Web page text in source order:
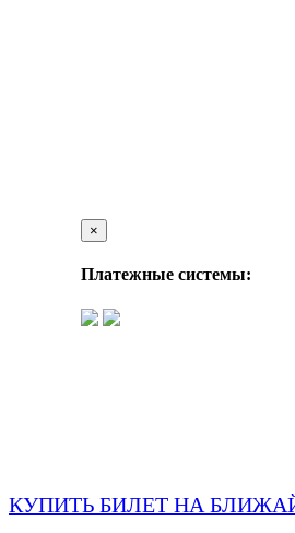
×
Платежные системы:
КУПИТЬ БИЛЕТ НА